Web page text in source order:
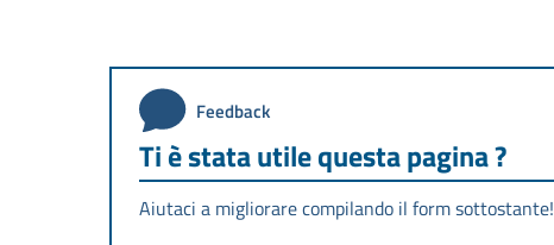
Feedback
Ti è stata utile questa pagina ?
Aiutaci a migliorare compilando il form sottostante!